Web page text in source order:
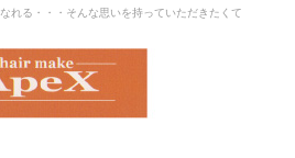
る・・・そんな思いを持っていただきたくて